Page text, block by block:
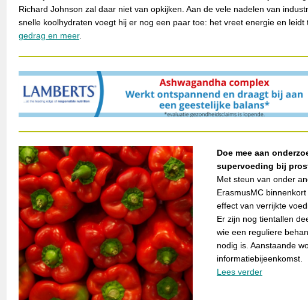
Richard Johnson zal daar niet van opkijken. Aan de vele nadelen van
snelle koolhydraten voegt hij er nog een paar toe: het vreet energie en leidt
gedrag en meer.
Doe mee aan
supervoeding bij
Met steun van onder
ErasmusMC
effect van verrijkte
Er zijn nog tientallen
wie een reguliere
nodig is. Aanstaande
informatiebijeenkomst.
Lees verder